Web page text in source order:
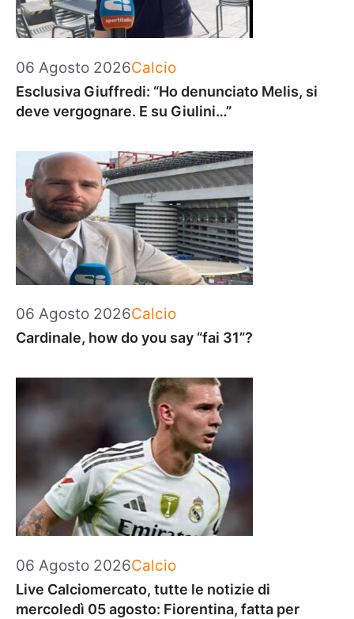
06 Agosto 2026Categorie
Calcio
Esclusiva Giuffredi: “Ho denunciato Melis, si
deve vergognare. E su Giulini…”
06 Agosto 2026Categorie
Calcio
Cardinale, how do you say “fai 31”?
06 Agosto 2026Categorie
Calcio
Live Calciomercato, tutte le notizie di
mercoledì 05 agosto: Fiorentina, fatta per